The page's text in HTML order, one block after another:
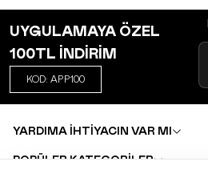
UYGULAMAYA ÖZEL
100TL İNDİRİM
KOD: APP100
YARDIMA İHTİYACIN VAR MI
POPÜLER KATEGORİLER